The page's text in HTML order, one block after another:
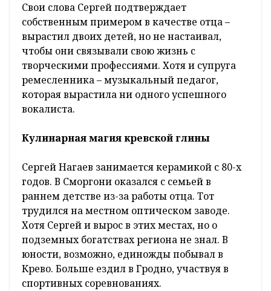
Свои слова Сергей подтверждает
собственным примером в качестве отца –
вырастил двоих детей, но не настаивал,
чтобы они связывали свою жизнь с
творческими профессиями. Хотя и супруга
ремесленника – музыкальный педагог,
которая вырастила ни одного успешного
вокалиста.
Кулинарная магия кревской глины
Сергей Нагаев занимается керамикой с 80-х
годов. В Сморгони оказался с семьей в
раннем детстве из-за работы отца. Тот
трудился на местном оптическом заводе.
Хотя Сергей и вырос в этих местах, но о
подземных богатствах региона не знал. В
юности, возможно, единожды побывал в
Крево. Больше ездил в Гродно, участвуя в
спортивных соревнованиях.